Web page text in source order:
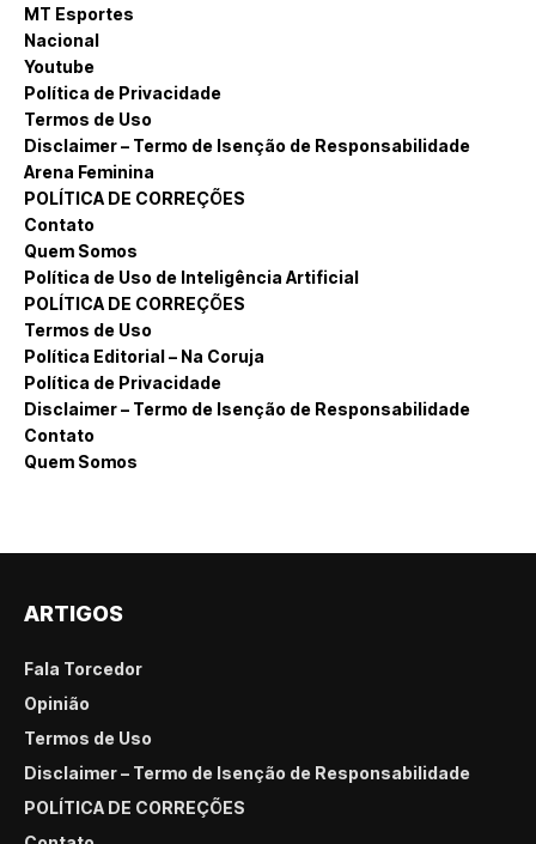
MT Esportes
Nacional
Youtube
Política de Privacidade
Termos de Uso
Disclaimer – Termo de Isenção de Responsabilidade
Arena Feminina
POLÍTICA DE CORREÇÕES
Contato
Quem Somos
Política de Uso de Inteligência Artificial
POLÍTICA DE CORREÇÕES
Termos de Uso
Política Editorial – Na Coruja
Política de Privacidade
Disclaimer – Termo de Isenção de Responsabilidade
Contato
Quem Somos
ARTIGOS
Fala Torcedor
Opinião
Termos de Uso
Disclaimer – Termo de Isenção de Responsabilidade
POLÍTICA DE CORREÇÕES